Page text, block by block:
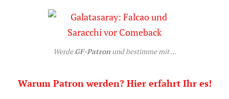
WerdeGF-Patronund bestimme mit …
Warum Patron werden? Hier erfahrt Ihr es!